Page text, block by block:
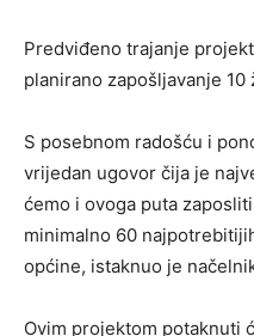
Predviđeno trajanje
planirano zapošljavanje
S posebnom radošću i
vrijedan ugovor čija je
ćemo i ovoga puta
minimalno 60
općine, istaknuo je
Ovim projektom potaknuti